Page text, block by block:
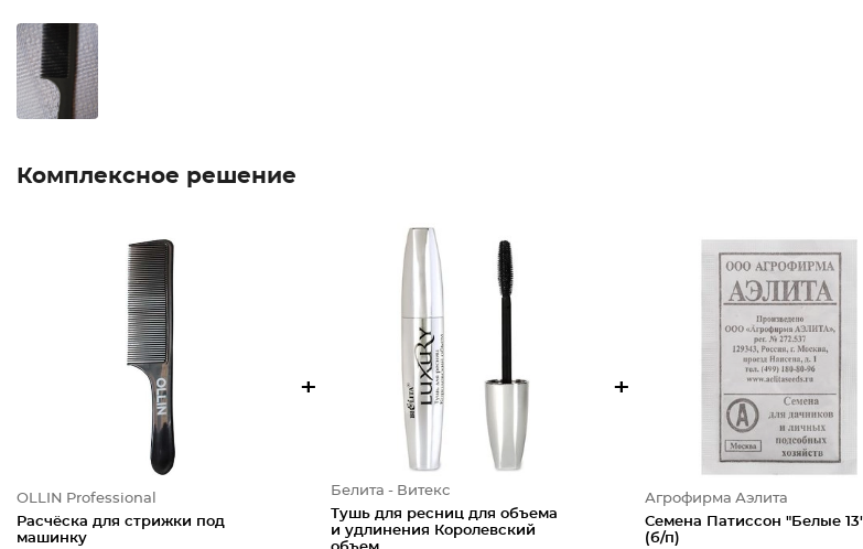
Комплексное решение
OLLIN Professional
Расчёска для стрижки под
машинку
+
Белита - Витекс
Тушь для ресниц для объема
и удлинения Королевский
+
Агрофирма Аэлита
Семена Патиссон "Белые
(б/п)